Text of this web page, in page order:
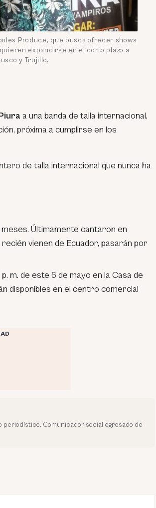
Produce, que busca ofrecer shows
expandirse en el corto plazo a
y Trujillo.
a una banda de talla internacional,
próxima a cumplirse en los
de talla internacional que nunca ha
Últimamente cantaron en
recién vienen de Ecuador, pasarán por
m. de este 6 de mayo en la Casa de
disponibles en el centro comercial
Comunicador social egresado de